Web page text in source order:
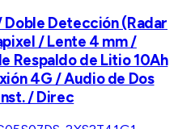
Doble Detección (Radar
/ Lente 4 mm /
Respaldo de Litio 10Ah
4G / Audio de Dos
/ Direc